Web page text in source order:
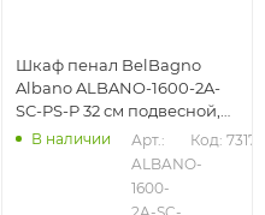
Шкаф пенал BelBagno
Albano ALBANO-1600-2A-
SC-PS-P 32 см подвесной,
pino scania
В наличии
Арт.:
ALBANO-
1600-
Код: 73177